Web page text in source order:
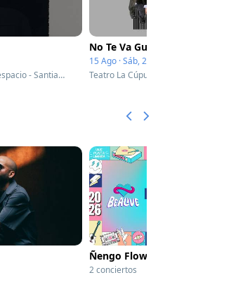
Teatro La Cúpula Multiespacio - Santiago, Chile
No Te Va Gustar
15 Ago · Sáb, 20:00
Ñengo Flow
2 conciertos